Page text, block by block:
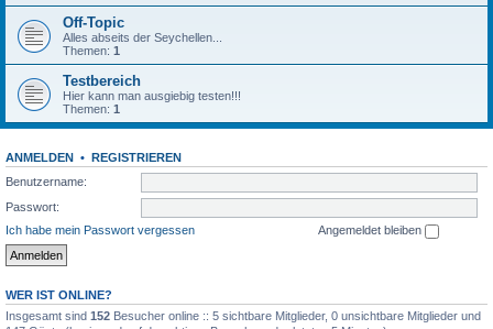
Off-Topic
Alles abseits der Seychellen...
Themen: 1
Testbereich
Hier kann man ausgiebig testen!!!
Themen: 1
ANMELDEN • REGISTRIEREN
Benutzername:
Passwort:
Ich habe mein Passwort vergessen
Angemeldet bleiben
WER IST ONLINE?
Insgesamt sind 152 Besucher online :: 5 sichtbare Mitglieder, 0 unsichtbare Mitglieder und